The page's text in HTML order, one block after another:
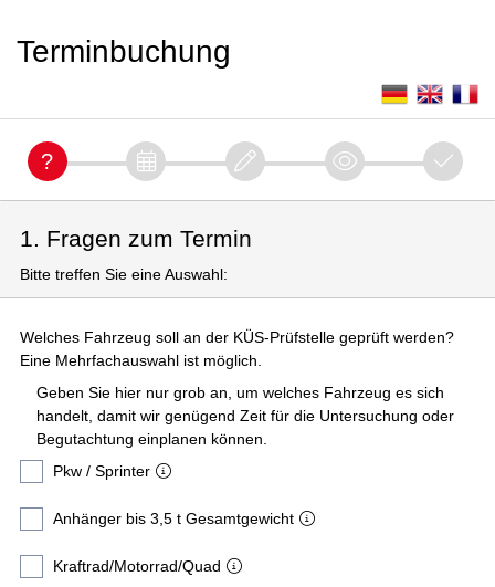
Terminbuchung
1. Fragen zum Termin
Bitte treffen Sie eine Auswahl:
Welches Fahrzeug soll an der KÜS-Prüfstelle geprüft werden?
Eine Mehrfachauswahl ist möglich.
Geben Sie hier nur grob an, um welches Fahrzeug es sich
handelt, damit wir genügend Zeit für die Untersuchung oder
Begutachtung einplanen können.
Pkw / Sprinter
Anhänger bis 3,5 t Gesamtgewicht
Kraftrad/Motorrad/Quad